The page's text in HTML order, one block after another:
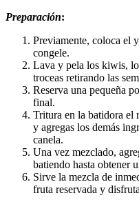
Preparación:
Previamente, coloca el
congele.
Lava y pela los kiwis,
troceas retirando las
Reserva una pequeña
final.
Tritura en la batidora el
y agregas los demás
canela.
Una vez mezclado,
batiendo hasta obtener
Sirve la mezcla de
fruta reservada y